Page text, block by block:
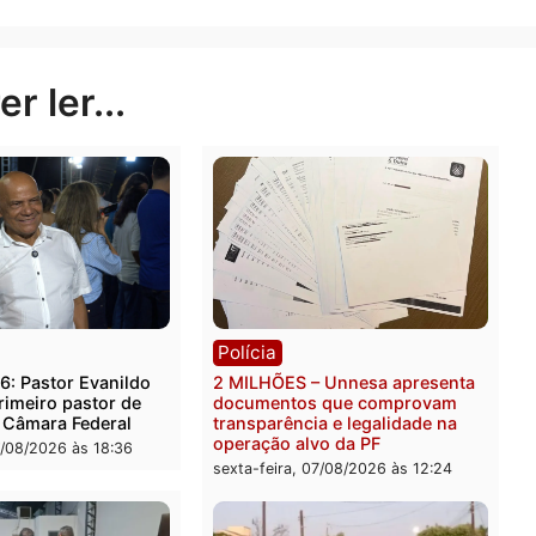
Publicidade
ler...